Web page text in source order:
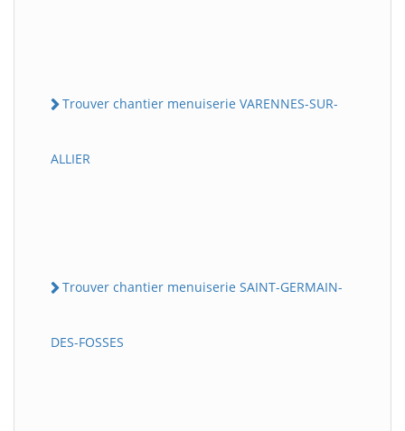
Trouver chantier menuiserie VARENNES-SUR-
ALLIER
Trouver chantier menuiserie SAINT-GERMAIN-
DES-FOSSES